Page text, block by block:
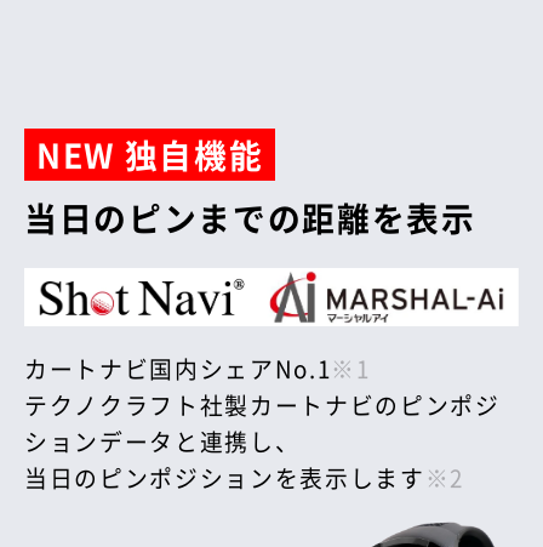
NEW 独自機能
当日のピンまでの距離を表示
カートナビ国内シェアNo.1※1
テクノクラフト社製カートナビのピンポジ
ションデータと連携し、
当日のピンポジションを表示します ※2